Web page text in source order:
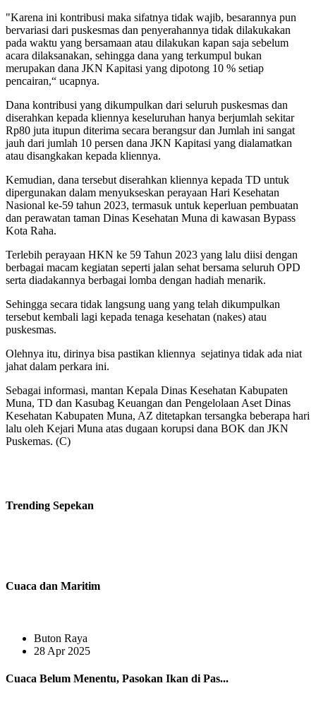
"Karena ini kontribusi maka sifatnya tidak wajib, besarannya pun
bervariasi dari puskesmas dan penyerahannya tidak dilakukakan
pada waktu yang bersamaan atau dilakukan kapan saja sebelum
acara dilaksanakan, sehingga dana yang terkumpul bukan
merupakan dana JKN Kapitasi yang dipotong 10 % setiap
pencairan,“ ucapnya.
Dana kontribusi yang dikumpulkan dari seluruh puskesmas dan
diserahkan kepada kliennya keseluruhan hanya berjumlah sekitar
Rp80 juta itupun diterima secara berangsur dan Jumlah ini sangat
jauh dari jumlah 10 persen dana JKN Kapitasi yang dialamatkan
atau disangkakan kepada kliennya.
Kemudian, dana tersebut diserahkan kliennya kepada TD untuk
dipergunakan dalam menyukseskan perayaan Hari Kesehatan
Nasional ke-59 tahun 2023, termasuk untuk keperluan pembuatan
dan perawatan taman Dinas Kesehatan Muna di kawasan Bypass
Kota Raha.
Terlebih perayaan HKN ke 59 Tahun 2023 yang lalu diisi dengan
berbagai macam kegiatan seperti jalan sehat bersama seluruh OPD
serta diadakannya berbagai lomba dengan hadiah menarik.
Sehingga secara tidak langsung uang yang telah dikumpulkan
tersebut kembali lagi kepada tenaga kesehatan (nakes) atau
puskesmas.
Olehnya itu, dirinya bisa pastikan kliennya sejatinya tidak ada niat
jahat dalam perkara ini.
Sebagai informasi, mantan Kepala Dinas Kesehatan Kabupaten
Muna, TD dan Kasubag Keuangan dan Pengelolaan Aset Dinas
Kesehatan Kabupaten Muna, AZ ditetapkan tersangka beberapa hari
lalu oleh Kejari Muna atas dugaan korupsi dana BOK dan JKN
Puskemas. (C)
Trending Sepekan
Cuaca dan Maritim
Buton Raya
28 Apr 2025
Cuaca Belum Menentu, Pasokan Ikan di Pas...